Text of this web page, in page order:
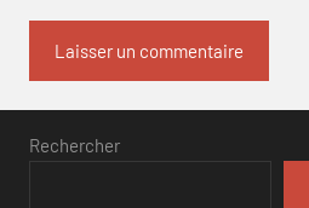
Rechercher